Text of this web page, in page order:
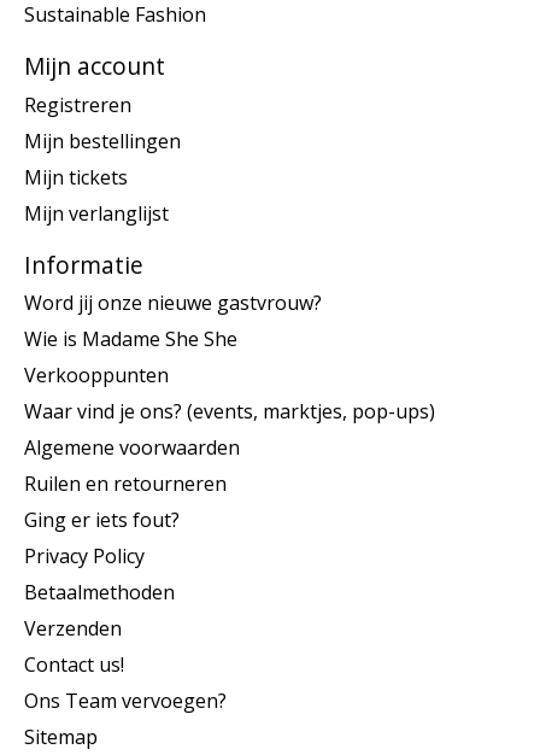
Sustainable Fashion
Mijn account
Registreren
Mijn bestellingen
Mijn tickets
Mijn verlanglijst
Informatie
Word jij onze nieuwe gastvrouw?
Wie is Madame She She
Verkooppunten
Waar vind je ons? (events, marktjes, pop-ups)
Algemene voorwaarden
Ruilen en retourneren
Ging er iets fout?
Privacy Policy
Betaalmethoden
Verzenden
Contact us!
Ons Team vervoegen?
Sitemap